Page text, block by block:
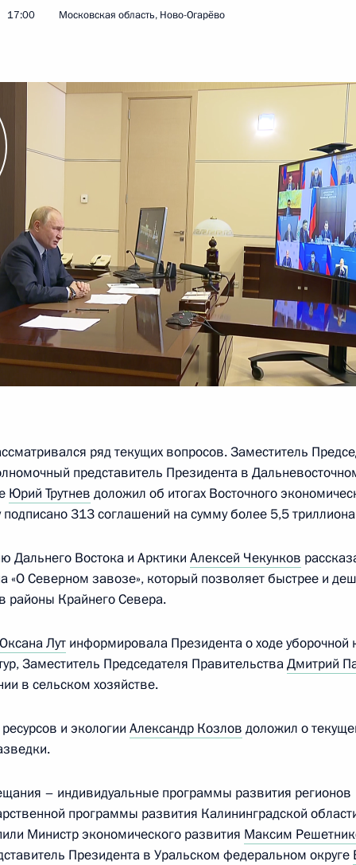
государств БРИКС, курирующими
11:25 Санкт-Петербург
года, среда
Правительства
Московская область, Ново-Огарёво
вторник
17:15 Москва, Кремль
штабное учение «Океан-2024»
Москва, Кремль
Новгородской области Андреем
объектов Москвы
Москва
17:00 Московская область, Ново-Огарёво
ряд текущих вопросов. Заместитель
представитель Президента в
Юрий Трутнев доложил об итогах Восточного
313 соглашений на сумму более 5,5
Дальнего Востока и Арктики Алексей Чекунков
«О Северном завозе», который позволяет быстрее и
районы Крайнего Севера.
Оксана Лут информировала Президента о ходе уборочной
Заместитель Председателя ПравительстваДмитрий
в сельском хозяйстве.
и экологии Александр Козлов доложил о
– индивидуальные программы развития регионов
программы развития Калининградской
Министр экономического развития Максим
Президента в Уральском федеральном округе